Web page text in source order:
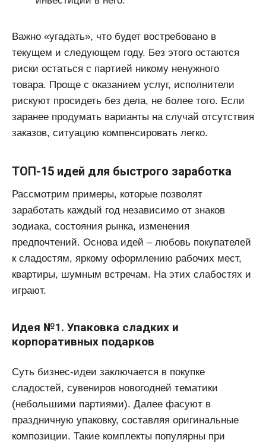
Важно «угадать», что будет востребовано в
текущем и следующем году. Без этого остаются
риски остаться с партией никому ненужного
товара. Проще с оказанием услуг, исполнители
рискуют просидеть без дела, не более того. Если
заранее продумать варианты на случай отсутствия
заказов, ситуацию компенсировать легко.
ТОП-15 идей для быстрого заработка
Рассмотрим примеры, которые позволят
заработать каждый год независимо от знаков
зодиака, состояния рынка, изменения
предпочтений. Основа идей – любовь покупателей
к сладостям, яркому оформлению рабочих мест,
квартиры, шумным встречам. На этих слабостях и
играют.
Идея №1. Упаковка сладких и
корпоративных подарков
Суть бизнес-идеи заключается в покупке
сладостей, сувениров новогодней тематики
(небольшими партиями). Далее фасуют в
праздничную упаковку, составляя оригинальные
композиции. Такие комплекты популярны при